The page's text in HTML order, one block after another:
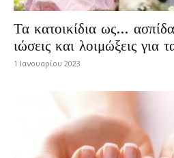
Τα κατοικίδια ως…
ιώσεις και λοιμώξεις για
1 Ιανουαρίου 2023